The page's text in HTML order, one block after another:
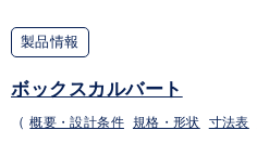
製品情報
ボックスカルバート
（ 概要・設計条件 規格・形状 寸法表